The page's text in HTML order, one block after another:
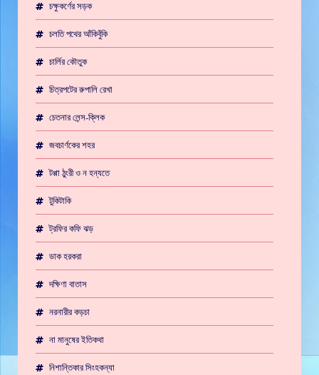
চক্ষুকর্ণের সড়ক
চলতি পথের আঁকিবুঁকি
চার্লির কৌতুক
চিত্রপটের রুপালি রেখা
চেতনার লেন্স-ক্লিক
জবচার্ণকের শহর
টপ্পা ঠুংরী ও ন হন্যতে
টুকিটাকি
ট্রফির কফি ঝড়
ডাক হরকরা
দক্ষিণা বাতাস
নরনারীর কড়চা
না মানুষের ইতিকথা
নিশান্তিকার সিংহকন্যা